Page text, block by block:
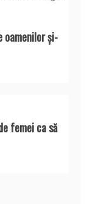
oamenilor şi-
femei ca să